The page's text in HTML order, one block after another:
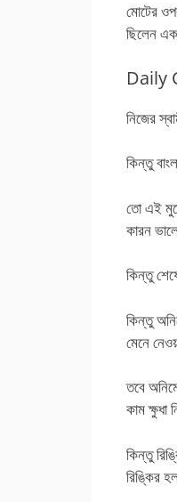
মোটের
ছিলেন
Daily
নিজের
কিন্তু
তো এই
কারন
কিন্তু
কিন্তু
মেনে
তবে
কাম ক্ষুধা
কিন্তু
রিঙ্কির